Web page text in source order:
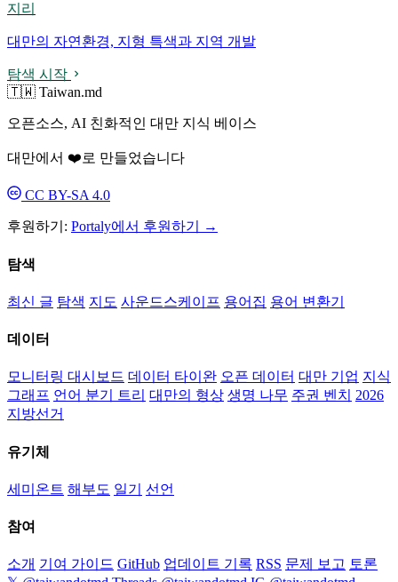
지리
대만의 자연환경, 지형 특색과 지역 개발
탐색 시작
🇹🇼 Taiwan.md
오픈소스, AI 친화적인 대만 지식 베이스
대만에서 ❤️로 만들었습니다
CC BY-SA 4.0
후원하기: Portaly에서 후원하기 →
탐색
최신 글 탐색 지도 사운드스케이프 용어집 용어 변환기
데이터
모니터링 대시보드 데이터 타이완 오픈 데이터 대만 기업 지식
그래프 언어 분기 트리 대만의 형상 생명 나무 주권 벤치
2026
지방선거
유기체
세미온트 해부도 일기 선언
참여
소개 기여 가이드 GitHub 업데이트 기록 RSS 문제 보고 토론